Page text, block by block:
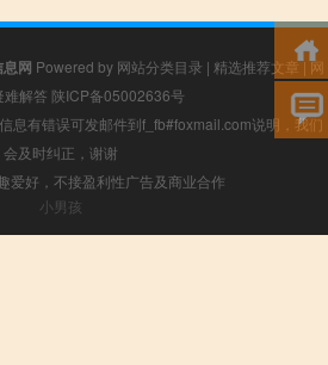
网 Powered by 网站分类目录 | 精选推荐文章|网
难解答 陕ICP备05002636号
息有错误可发邮件到f_fb#foxmail.com说明，我们
会及时纠正，谢谢
爱好，不接盈利性广告及商业合作
小男孩